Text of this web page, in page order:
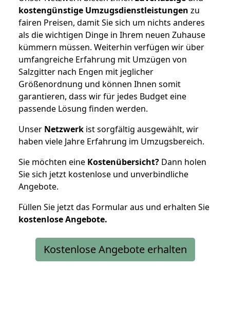
kostengünstige Umzugsdienstleistungen zu
fairen Preisen, damit Sie sich um nichts anderes
als die wichtigen Dinge in Ihrem neuen Zuhause
kümmern müssen. Weiterhin verfügen wir über
umfangreiche Erfahrung mit Umzügen von
Salzgitter nach Engen mit jeglicher
Größenordnung und können Ihnen somit
garantieren, dass wir für jedes Budget eine
passende Lösung finden werden.
Unser Netzwerk ist sorgfältig ausgewählt, wir
haben viele Jahre Erfahrung im Umzugsbereich.
Sie möchten eine Kostenübersicht? Dann holen
Sie sich jetzt kostenlose und unverbindliche
Angebote.
Füllen Sie jetzt das Formular aus und erhalten Sie
kostenloseAngebote.
Kostenlose Angebote erhalten